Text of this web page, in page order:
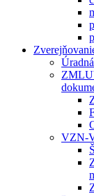
VZN-